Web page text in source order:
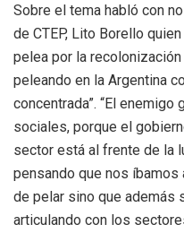
Sobre el tema habló con
de CTEP, Lito Borello
pelea por la
peleando en la Argentina
concentrada”. “El
sociales, porque el
sector está al frente de la
pensando que nos íbamos
de pelar sino que además
articulando con los